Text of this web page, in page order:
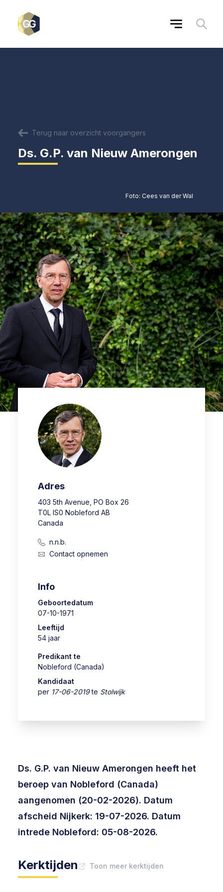
Terug naar overzicht voorgangers
Ds. G.P. van Nieuw Amerongen
Foto: Cees van der Wal
Ds. G.P. van Nieuw Amerongen heeft het
beroep van Nobleford (Canada)
aangenomen (20-02-2026). Datum
afscheid Nijkerk: 19-07-2026. Datum
intrede Nobleford: 05-08-2026.
Kerktijden Toon meer kerktijden
Adres
403 5th Avenue, PO Box 26
T0L IS0 Nobleford AB
Canada
n.n.b.
Contact opnemen
Info
Geboortedatum
07-10-1971
Leeftijd
54 jaar
Predikant te
Nobleford (Canada)
Kandidaat
per 17-06-2019te Stolwijk